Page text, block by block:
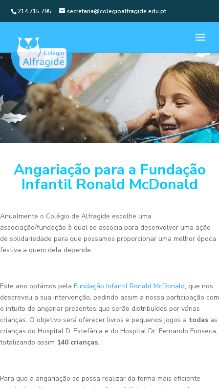
214 715 795 secretaria@colegioalfragide.edu.pt
Angariação para a Fundação
Infantil Ronald McDonald
Anualmente o Colégio de Alfragide escolhe uma
associação/fundação à qual se associa para desenvolver uma ação
de solidariedade para que possamos proporcionar uma melhor época
festiva a quem dela depende.
Este ano optámos pela Fundação Infantil Ronald McDonald, que nos
descreveu a sua intervenção, pedindo assim a nossa participação com
o intuito de angariar presentes que serão distribuídos por várias
crianças. O objetivo será oferecer livros e pequenos jogos a todas as
crianças do Hospital D. Estefânia e do Hospital Dr. Fernando Fonseca,
totalizando assim 140 crianças.
Para que a angariação se possa realizar da forma mais eficiente